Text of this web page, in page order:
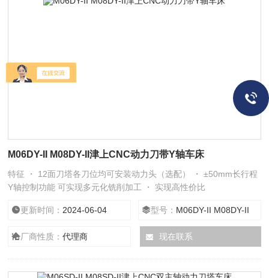
M06DY-II M08DY-II津上CNC动力刀带Y轴车床
特征 ・ 12面刀塔各刀位均可安装动力头（选配） ・ ±50mm长行程
Y轴控制功能 可实现多元化铣削加工 ・ 实现高性价比
更新时间： 2024-06-04 型号： M06DY-II M08DY-II
厂商性质：代理商 现在联系